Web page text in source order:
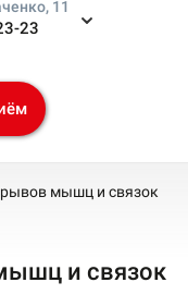
11
23
мышц и связок
и связок